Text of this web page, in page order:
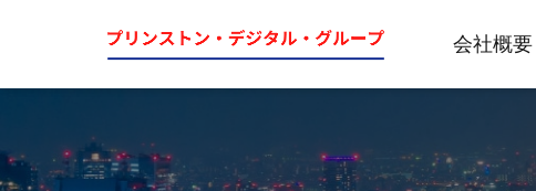
会社概要